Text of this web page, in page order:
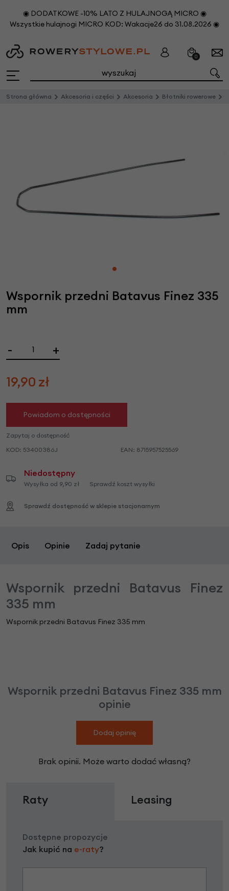
◉ DODATKOWE -10% LATO Z HULAJNOGĄ MICRO ◉
Wszystkie hulajnogi MICRO KOD: Wakacje26 do 31.08.2026 ◉
0
Strona główna Akcesoria i części Akcesoria Błotniki rowerowe
Wspornik przedni Batavus Finez 335
mm
- +
19,90 zł
Powiadom o dostępności
Zapytaj o dostępność
KOD: 53400386J EAN: 8715957525569
Niedostępny
Wysyłka od 9,90 zł Sprawdź koszt wysyłki
Sprawdź dostępność w sklepie stacjonarnym
Opis Opinie Zadaj pytanie
Wspornik przedni Batavus Finez
335 mm
Wspornik przedni Batavus Finez 335 mm
Wspornik przedni Batavus Finez 335 mm
opinie
Dodaj opinię
Brak opinii. Może warto dodać własną?
Raty Leasing
Dostępne propozycje
Jak kupić na e-raty?